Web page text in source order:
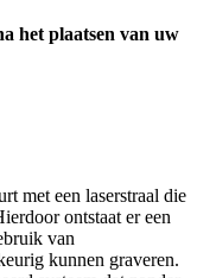
het plaatsen van uw
met een laserstraal die
ontstaat er een
van
kunnen graveren.